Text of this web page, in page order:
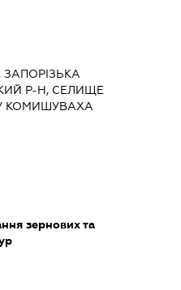
ЗАПОРІЗЬКА
Р-Н, СЕЛИЩЕ
КОМИШУВАХА
зернових та